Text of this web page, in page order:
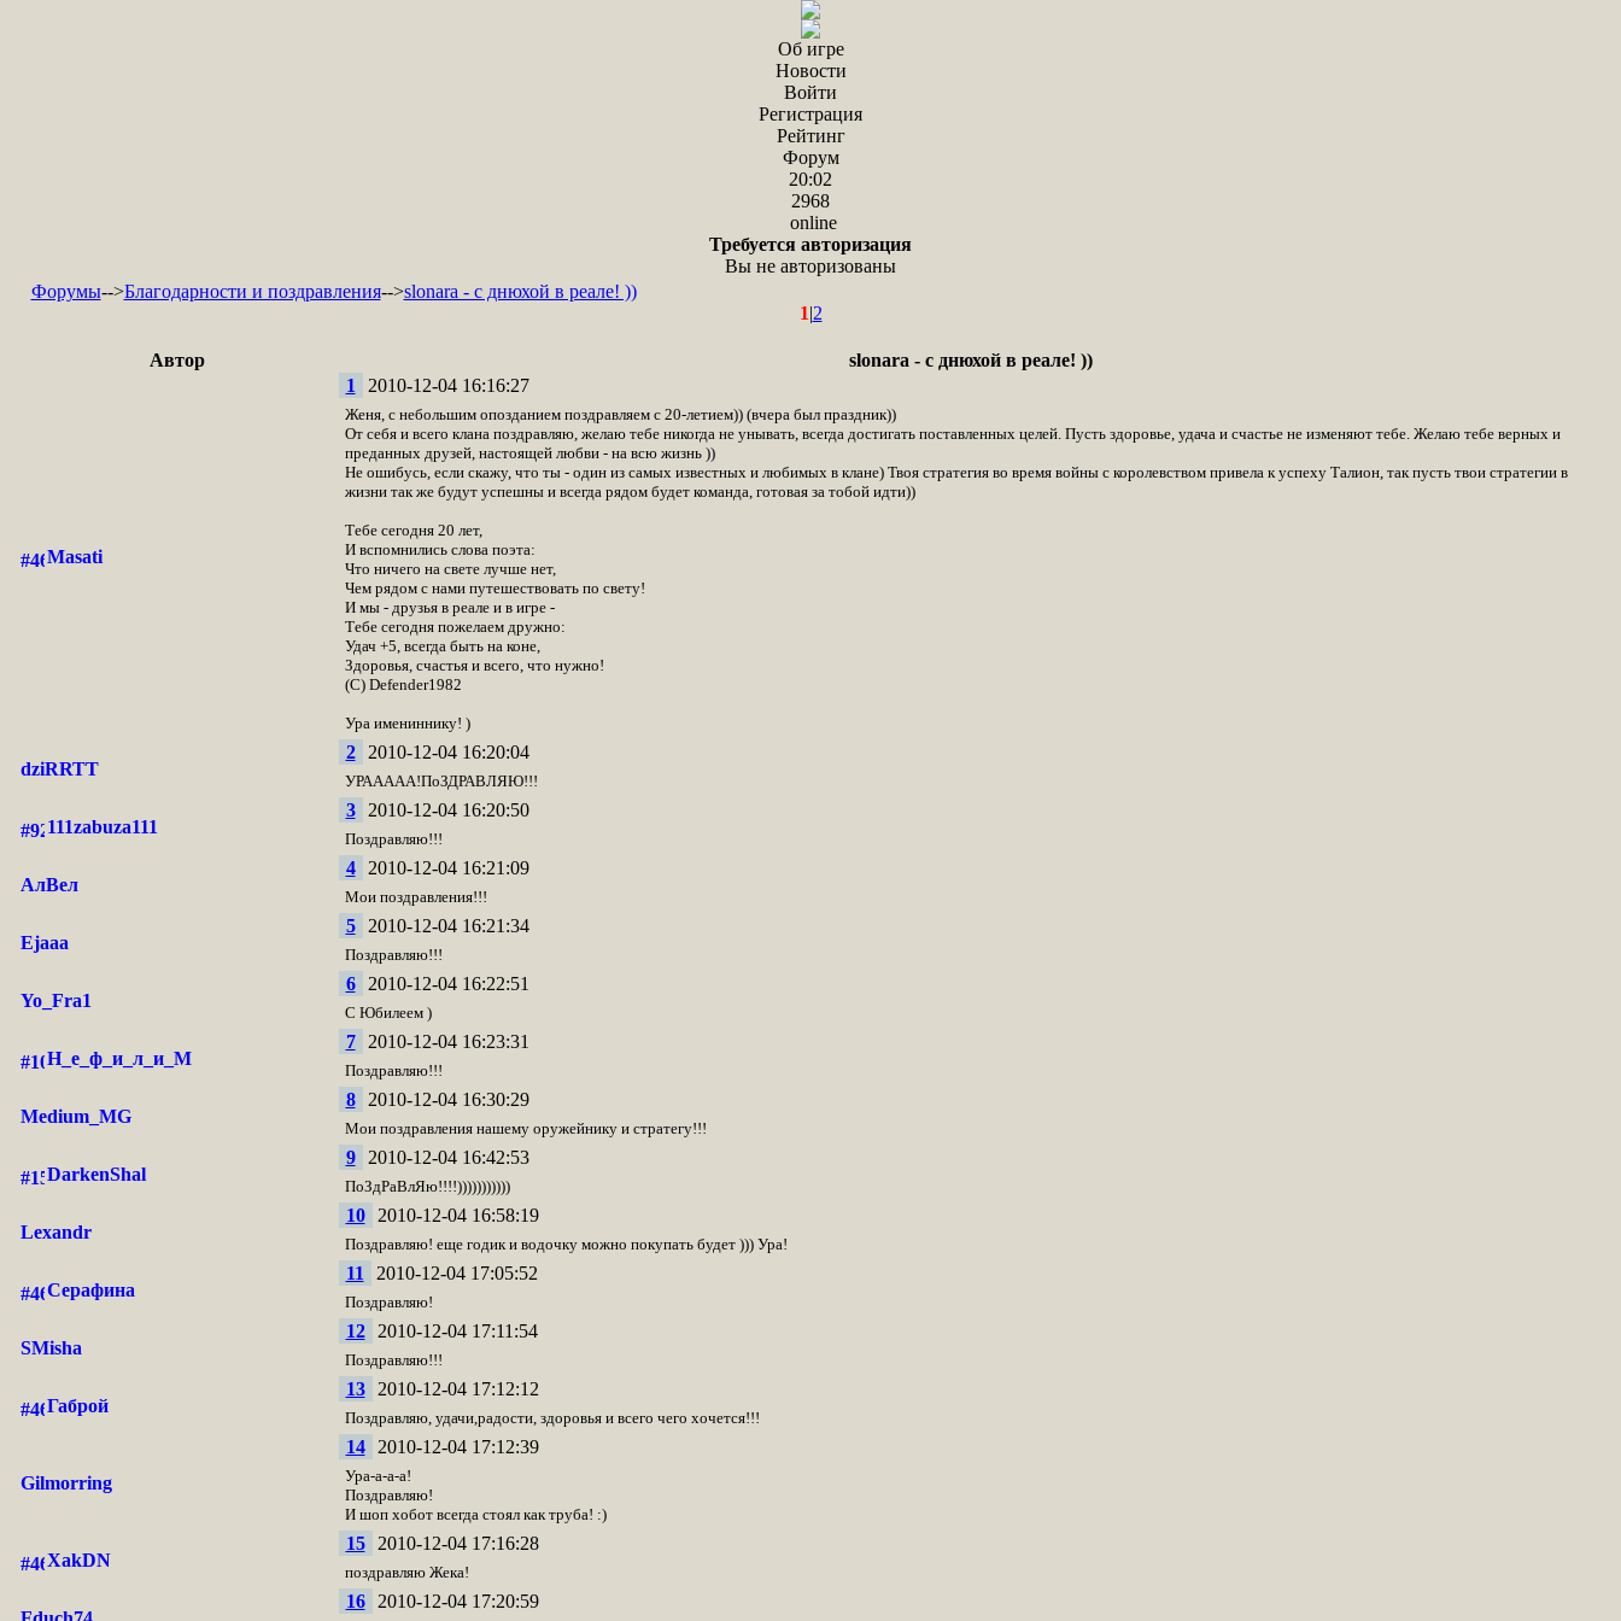
Об игре
Новости
Войти
Регистрация
Рейтинг
Форум
20:02
2968
online
Требуется авторизация
Вы не авторизованы
Форумы-->Благодарности и поздравления-->slonara - с днюхой в реале! ))
1|2
Автор slonara - с днюхой в реале! ))
Masati
1 2010-12-04 16:16:27
Женя, с небольшим опозданием поздравляем с 20-летием)) (вчера был праздник))
От себя и всего клана поздравляю, желаю тебе никогда не унывать, всегда достигать поставленных целей. Пусть здоровье, удача и счастье не изменяют тебе. Желаю тебе верных и
преданных друзей, настоящей любви - на всю жизнь ))
Не ошибусь, если скажу, что ты - один из самых известных и любимых в клане) Твоя стратегия во время войны с королевством привела к успеху Талион, так пусть твои стратегии в
жизни так же будут успешны и всегда рядом будет команда, готовая за тобой идти))
Тебе сегодня 20 лет,
И вспомнились слова поэта:
Что ничего на свете лучше нет,
Чем рядом с нами путешествовать по свету!
И мы - друзья в реале и в игре -
Тебе сегодня пожелаем дружно:
Удач +5, всегда быть на коне,
Здоровья, счастья и всего, что нужно!
(С) Defender1982
Ура имениннику! )
dziRRTT
2 2010-12-04 16:20:04
УРААААА!ПоЗДРАВЛЯЮ!!!
111zabuza111
3 2010-12-04 16:20:50
Поздравляю!!!
АлВел
4 2010-12-04 16:21:09
Мои поздравления!!!
Ejaaa
5 2010-12-04 16:21:34
Поздравляю!!!
Yo_Fra1
6 2010-12-04 16:22:51
C Юбилеем )
Н_е_ф_и_л_и_М
7 2010-12-04 16:23:31
Поздравляю!!!
Medium_MG
8 2010-12-04 16:30:29
Мои поздравления нашему оружейнику и стратегу!!!
DarkenShal
9 2010-12-04 16:42:53
ПоЗдРаВлЯю!!!!)))))))))))
Lexandr
10 2010-12-04 16:58:19
Поздравляю! еще годик и водочку можно покупать будет ))) Ура!
Серафина
11 2010-12-04 17:05:52
Поздравляю!
SMisha
12 2010-12-04 17:11:54
Поздравляю!!!
Габрой
13 2010-12-04 17:12:12
Поздравляю, удачи,радости, здоровья и всего чего хочется!!!
Gilmorring
14 2010-12-04 17:12:39
Ура-а-а-а!
Поздравляю!
И шоп хобот всегда стоял как труба! :)
XakDN
15 2010-12-04 17:16:28
поздравляю Жека!
16 2010-12-04 17:20:59